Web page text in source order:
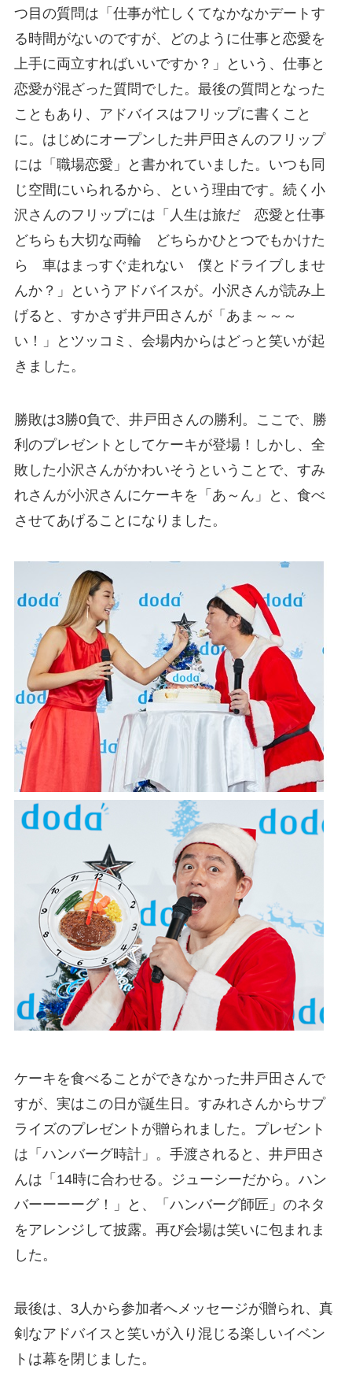
つ目の質問は「仕事が忙しくてなかなかデートす
る時間がないのですが、どのように仕事と恋愛を
上手に両立すればいいですか？」という、仕事と
恋愛が混ざった質問でした。最後の質問となった
こともあり、アドバイスはフリップに書くこと
に。はじめにオープンした井戸田さんのフリップ
には「職場恋愛」と書かれていました。いつも同
じ空間にいられるから、という理由です。続く小
沢さんのフリップには「人生は旅だ 恋愛と仕事
どちらも大切な両輪 どちらかひとつでもかけた
ら 車はまっすぐ走れない 僕とドライブしませ
んか？」というアドバイスが。小沢さんが読み上
げると、すかさず井戸田さんが「あま～～～
い！」とツッコミ、会場内からはどっと笑いが起
きました。
勝敗は3勝0負で、井戸田さんの勝利。ここで、勝
利のプレゼントとしてケーキが登場！しかし、全
敗した小沢さんがかわいそうということで、すみ
れさんが小沢さんにケーキを「あ～ん」と、食べ
させてあげることになりました。
ケーキを食べることができなかった井戸田さんで
すが、実はこの日が誕生日。すみれさんからサプ
ライズのプレゼントが贈られました。プレゼント
は「ハンバーグ時計」。手渡されると、井戸田さ
んは「14時に合わせる。ジューシーだから。ハン
バーーーーグ！」と、「ハンバーグ師匠」のネタ
をアレンジして披露。再び会場は笑いに包まれま
した。
最後は、3人から参加者へメッセージが贈られ、真
剣なアドバイスと笑いが入り混じる楽しいイベン
トは幕を閉じました。